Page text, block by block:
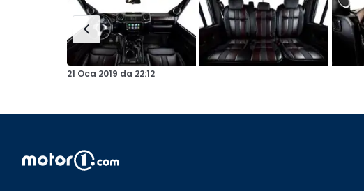
21 Oca 2019 da 22:12